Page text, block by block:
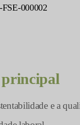
000002
e a